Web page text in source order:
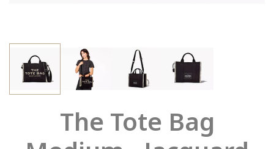
The Tote Bag